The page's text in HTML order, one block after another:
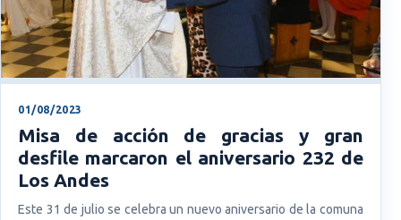
01/08/2023
Misa de acción de gracias y gran
desfile marcaron el aniversario 232 de
Los Andes
Este 31 de julio se celebra un nuevo aniversario de la comuna